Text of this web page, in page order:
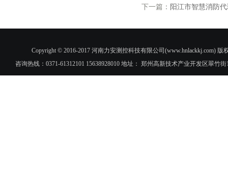
下一篇： 阳江市智慧消防
Copyright © 2016-2017 河南力安测控科技有限公司(www.hnlackkj.com)
咨询热线：0371-61312101 15638928010 地址： 郑州高新技术产业开发区翠竹